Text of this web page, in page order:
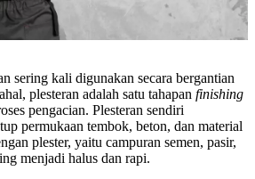
sering kali digunakan secara bergantian
plesteran adalah satu tahapan finishing
pengacian. Plesteran sendiri
permukaan tembok, beton, dan material
plester, yaitu campuran semen, pasir,
menjadi halus dan rapi.